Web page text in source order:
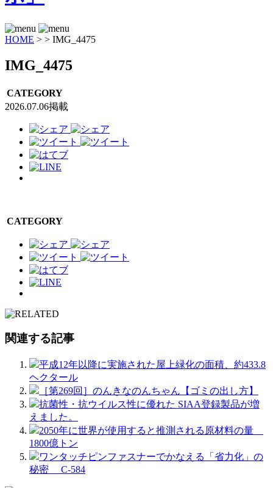
HOME > > IMG_4475
IMG_4475
CATEGORY
2026.07.06掲載
CATEGORY
関連する記事
平成12年以降に実施された屋上緑化の面積、約433.8
ヘクタール
［第269回］のんきなのんちゃん【ゴミの出し方】
抗菌性・抗ウイルス性に優れた SIAA登録製品が増
えました。
2050年に世界が使用すると推測される原材料の量
1800億トン
ワンタッチピンファスナーでかなえる「省力化」の
秘密 C-584